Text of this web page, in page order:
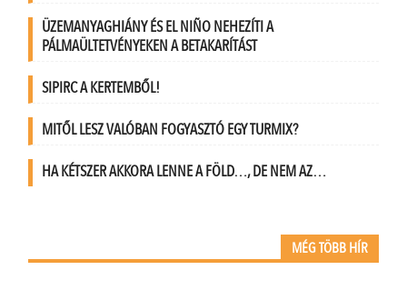
ÜZEMANYAGHIÁNY ÉS EL NIÑO NEHEZÍTI A
PÁLMAÜLTETVÉNYEKEN A BETAKARÍTÁST
SIPIRC A KERTEMBŐL!
MITŐL LESZ VALÓBAN FOGYASZTÓ EGY TURMIX?
HA KÉTSZER AKKORA LENNE A FÖLD…, DE NEM AZ…
MÉG TÖBB HÍR